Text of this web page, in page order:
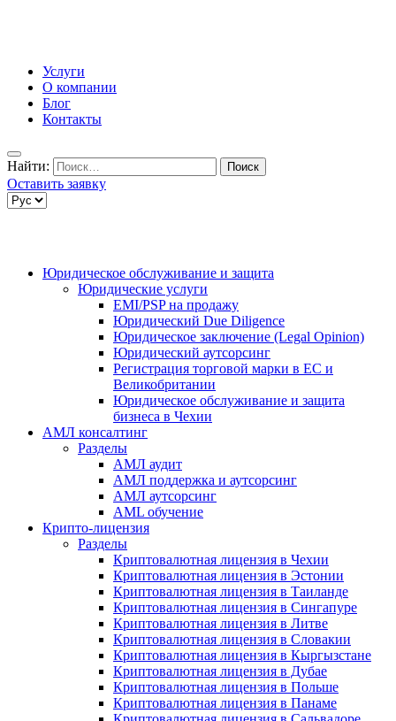
Услуги
О компании
Блог
Контакты
Найти:
Оставить заявку
Юридическое обслуживание и защита
Юридические услуги
EMI/PSP на продажу
Юридический Due Diligence
Юридическое заключение (Legal Opinion)
Юридический аутсорсинг
Регистрация торговой марки в ЕС и
Великобритании
Юридическое обслуживание и защита
бизнеса в Чехии
АМЛ консалтинг
Разделы
АМЛ аудит
АМЛ поддержка и аутсорсинг
АМЛ аутсорсинг
AML обучение
Крипто-лицензия
Разделы
Криптовалютная лицензия в Чехии
Криптовалютная лицензия в Эстонии
Криптовалютная лицензия в Таиланде
Криптовалютная лицензия в Сингапуре
Криптовалютная лицензия в Литве
Криптовалютная лицензия в Словакии
Криптовалютная лицензия в Кыргызстане
Криптовалютная лицензия в Дубае
Криптовалютная лицензия в Польше
Криптовалютная лицензия в Панаме